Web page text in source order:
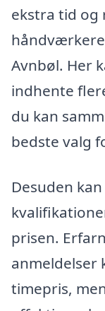
ekstra tid og
Avnbøl. Her
indhente
du kan
bedste valg
Desuden
prisen.
anmeldelser
timepris,